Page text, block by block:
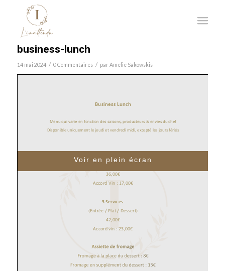
business-lunch
14 mai 2024 / 0 Commentaires / par Amelie Sakowskis
Voir en plein écran